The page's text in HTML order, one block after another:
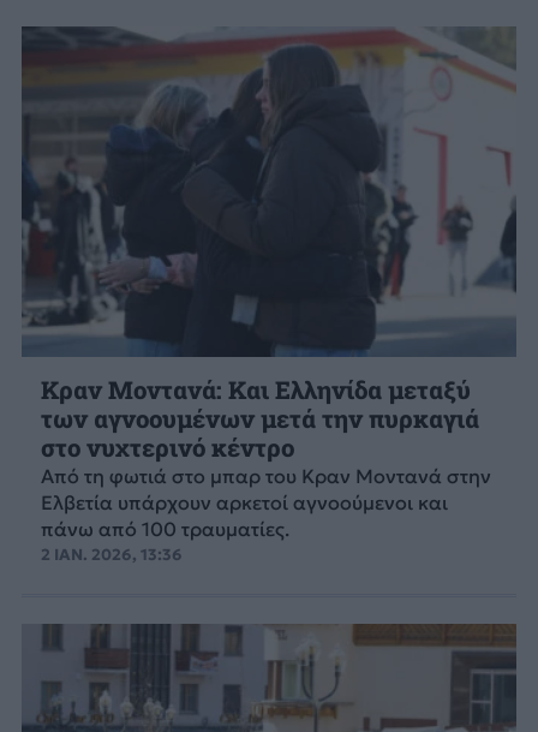
Κραν Μοντανά: Και Ελληνίδα μεταξύ
των αγνοουμένων μετά την πυρκαγιά
στο νυχτερινό κέντρο
Από τη φωτιά στο μπαρ του Κραν Μοντανά στην
Ελβετία υπάρχουν αρκετοί αγνοούμενοι και
πάνω από 100 τραυματίες.
2 ΙΑΝ. 2026, 13:36